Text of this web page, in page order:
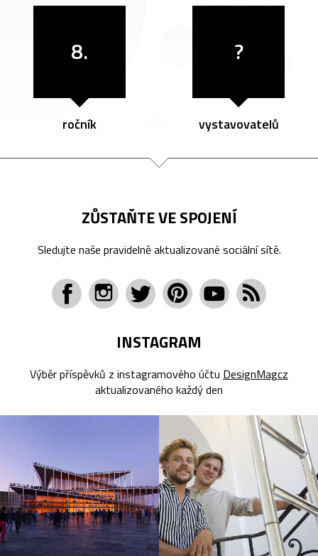
8.
ročník
?
vystavovatelů
ZŮSTAŇTE VE SPOJENÍ
Sledujte naše pravidelně aktualizované sociální sítě.
INSTAGRAM
Výběr příspěvků z instagramového účtu DesignMagcz
aktualizovaného každý den